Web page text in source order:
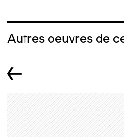
Autres oeuvres de
←